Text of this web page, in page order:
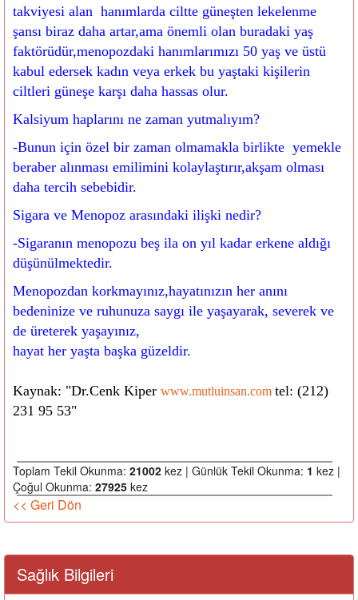
takviyesi alan hanımlarda ciltte güneşten lekelenme
şansı biraz daha artar,ama önemli olan buradaki yaş
faktörüdür,menopozdaki hanımlarımızı 50 yaş ve üstü
kabul edersek kadın veya erkek bu yaştaki kişilerin
ciltleri güneşe karşı daha hassas olur.
Kalsiyum haplarını ne zaman yutmalıyım?
-Bunun için özel bir zaman olmamakla birlikte yemekle
beraber alınması emilimini kolaylaştırır,akşam olması
daha tercih sebebidir.
Sigara ve Menopoz arasındaki ilişki nedir?
-Sigaranın menopozu beş ila on yıl kadar erkene aldığı
düşünülmektedir.
Menopozdan korkmayınız,hayatınızın her anını
bedeninize ve ruhunuza saygı ile yaşayarak, severek ve
de üreterek yaşayınız,
hayat her yaşta başka güzeldir.
Kaynak: "Dr.Cenk Kiper www.mutluinsan.com tel: (212)
231 95 53"
Toplam Tekil Okunma: 21002 kez | Günlük Tekil Okunma: 1 kez |
Çoğul Okunma: 27925 kez
<< Geri Dön
Sağlık Bilgileri